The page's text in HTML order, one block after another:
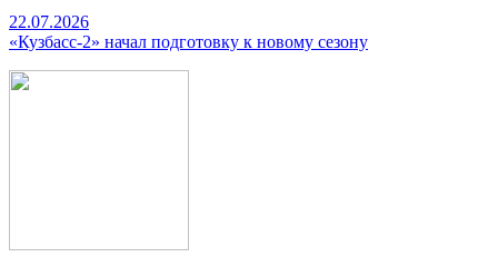
22.07.2026
«Кузбасс-2» начал подготовку к новому сезону